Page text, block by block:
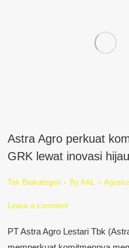
Astra Agro perkuat
GRK lewat inovasi hijau
Tak Berkategori By AAL
Leave a comment
PT Astra Agro Lestari Tbk